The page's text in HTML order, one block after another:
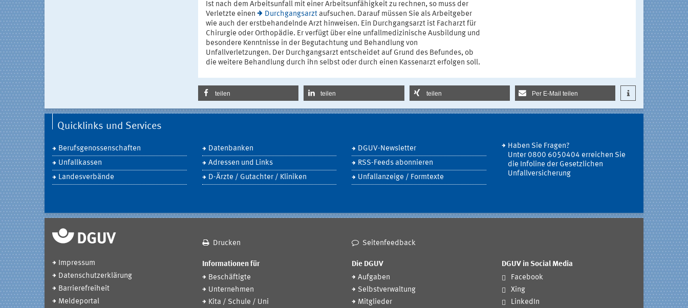
Ist nach dem Arbeitsunfall mit einer Arbeitsunfähigkeit zu rechnen, so muss der
Verletzte einen
Durchgangsarzt aufsuchen. Darauf müssen Sie als Arbeitgeber
wie auch der erstbehandelnde Arzt hinweisen. Ein Durchgangsarzt ist Facharzt für
Chirurgie oder Orthopädie. Er verfügt über eine unfallmedizinische Ausbildung und
besondere Kenntnisse in der Begutachtung und Behandlung von
Unfallverletzungen. Der Durchgangsarzt entscheidet auf Grund des Befundes, ob
die weitere Behandlung durch ihn selbst oder durch einen Kassenarzt erfolgen soll.
teilen teilen teilen Per E-Mail teilen
Quicklinks und Services
Berufsgenossenschaften
Unfallkassen
Landesverbände
Datenbanken
Adressen und Links
D-Ärzte / Gutachter / Kliniken
DGUV-Newsletter
RSS-Feeds abonnieren
Unfallanzeige / Formtexte
Haben Sie Fragen?
Unter 0800 6050404 erreichen Sie
die Infoline der Gesetzlichen
Unfallversicherung
Drucken Seitenfeedback
Impressum
Datenschutzerklärung
Barrierefreiheit
Meldeportal
Informationen für
Beschäftigte
Unternehmen
Kita / Schule / Uni
Die DGUV
Aufgaben
Selbstverwaltung
Mitglieder
DGUV in Social Media
Facebook
Xing
LinkedIn